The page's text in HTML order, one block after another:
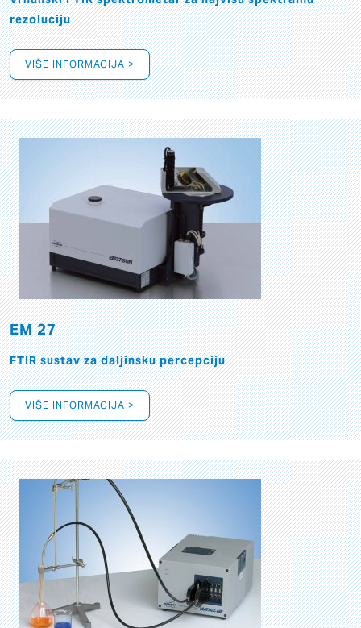
rezoluciju
VIŠE INFORMACIJA >
EM 27
FTIR sustav za daljinsku percepciju
VIŠE INFORMACIJA >